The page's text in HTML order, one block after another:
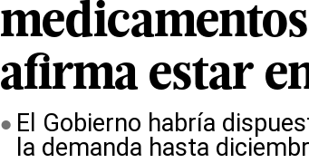
afirma estar
El Gobierno habría
la demanda hasta